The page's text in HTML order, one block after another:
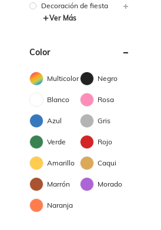
Decoración de fiesta
Ver Más
Color
Multicolor Negro
Blanco Rosa
Azul Gris
Verde Rojo
Amarillo Caqui
Marrón Morado
Naranja